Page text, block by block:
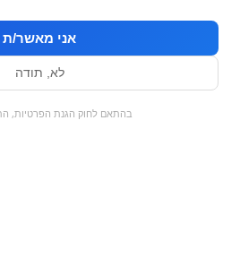
כל המוצרים מבצעים
אני מאשר/ת
לא, תודה
בהתאם לחוק הגנת הפרטיות,